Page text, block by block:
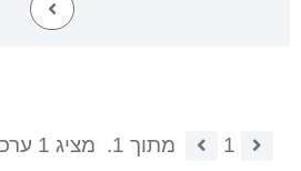
1 מתוך 1. מציג 1 ערכים.